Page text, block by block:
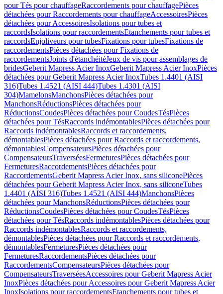
pour Tés pour chauffageRaccordements pour chauffagePièces
détachées pour Raccordements pour chauffageAccessoiresPièces
détachées pour AccessoiresIsolations pour tubes et
raccordsIsolations pour raccordementsEtanchements pour tubes et
raccordsEnjoliveurs pour tubesFixations pour tubesFixations de
raccordementsPièces détachées pour Fixations de
raccordementsJoints d'étanchéitéJeux de vis pour assemblages de
bridesGeberit Mapress Acier InoxGeberit Mapress Acier InoxPièces
détachées pour Geberit Mapress Acier InoxTubes 1.4401 (AISI
316)Tubes 1.4521 (AISI 444)Tubes 1.4301 (AISI
304)MamelonsManchonsPièces détachées pour
ManchonsRéductionsPièces détachées pour
RéductionsCoudesPièces détachées pour CoudesTésPièces
détachées pour TésRaccords indémontablesPièces détachées pour
Raccords indémontablesRaccords et raccordements,
démontablesPièces détachées pour Raccords et raccordements,
démontablesCompensateursPièces détachées pour
CompensateursTraverséesFermeturesPièces détachées pour
FermeturesRaccordementsPièces détachées pour
RaccordementsGeberit Mapress Acier Inox, sans siliconePièces
détachées pour Geberit Mapress Acier Inox, sans siliconeTubes
1.4401 (AISI 316)Tubes 1.4521 (AISI 444)ManchonsPièces
détachées pour ManchonsRéductionsPièces détachées pour
RéductionsCoudesPièces détachées pour CoudesTésPièces
détachées pour TésRaccords indémontablesPièces détachées pour
Raccords indémontablesRaccords et raccordements,
démontablesPièces détachées pour Raccords et raccordements,
démontablesFermeturesPièces détachées pour
FermeturesRaccordementsPièces détachées pour
RaccordementsCompensateursPièces détachées pour
CompensateursTraverséesAccessoires pour Geberit Mapress Acier
InoxPièces détachées pour Accessoires pour Geberit Mapress Acier
InoxIsolations pour raccordementsEtanchements pour tubes et